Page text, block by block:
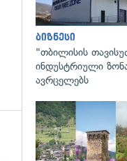
ბიზნესი
"თბილისის
ინდუსტრიული
ავრცელებს